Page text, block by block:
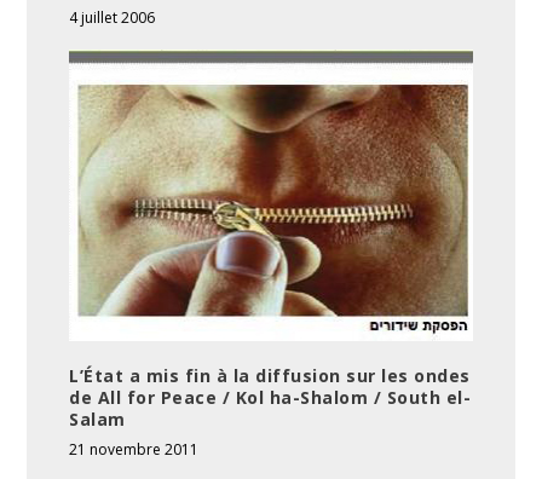
4 juillet 2006
L’État a mis fin à la diffusion sur les ondes
de All for Peace / Kol ha-Shalom / South el-
Salam
21 novembre 2011